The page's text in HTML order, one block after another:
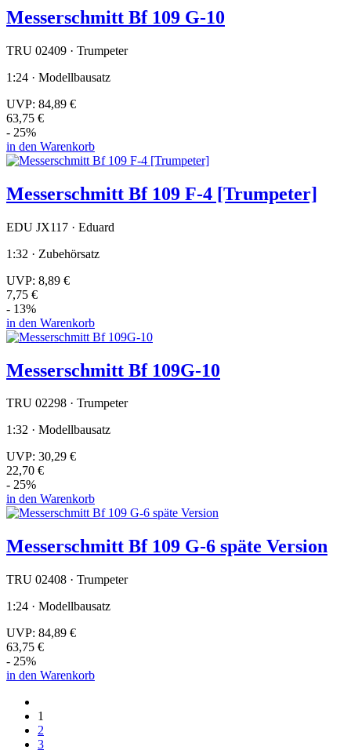
Messerschmitt Bf 109 G-10
TRU 02409 · Trumpeter
1:24 · Modellbausatz
UVP: 84,89 €
63,75 €
- 25%
in den Warenkorb
Messerschmitt Bf 109 F-4 [Trumpeter]
EDU JX117 · Eduard
1:32 · Zubehörsatz
UVP: 8,89 €
7,75 €
- 13%
in den Warenkorb
Messerschmitt Bf 109G-10
TRU 02298 · Trumpeter
1:32 · Modellbausatz
UVP: 30,29 €
22,70 €
- 25%
in den Warenkorb
Messerschmitt Bf 109 G-6 späte Version
TRU 02408 · Trumpeter
1:24 · Modellbausatz
UVP: 84,89 €
63,75 €
- 25%
in den Warenkorb
1
2
3